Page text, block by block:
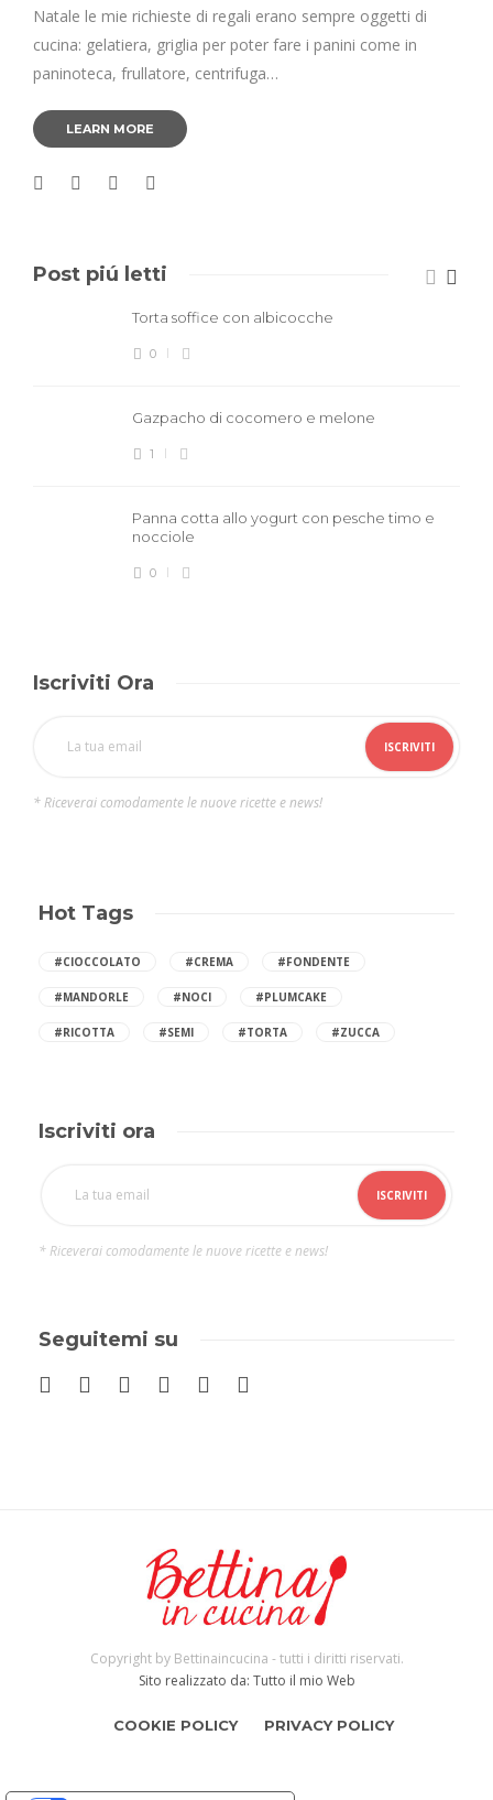
Natale le mie richieste di regali erano sempre oggetti di
cucina: gelatiera, griglia per poter fare i panini come in
paninoteca, frullatore, centrifuga…
LEARN MORE
Post piú letti
Torta soffice con albicocche
0
Gazpacho di cocomero e melone
1
Panna cotta allo yogurt con pesche timo e
nocciole
0
Iscriviti Ora
* Riceverai comodamente le nuove ricette e news!
Hot Tags
#CIOCCOLATO #CREMA #FONDENTE
#MANDORLE #NOCI #PLUMCAKE
#RICOTTA #SEMI #TORTA #ZUCCA
Iscriviti ora
* Riceverai comodamente le nuove ricette e news!
Seguitemi su
Copyright by Bettinaincucina - tutti i diritti riservati.
Sito realizzato da: Tutto il mio Web
COOKIE POLICY PRIVACY POLICY